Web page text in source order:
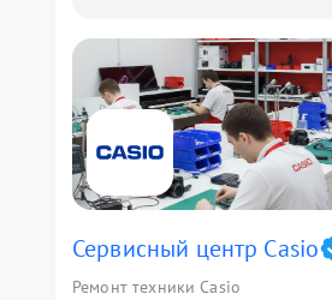
Сервисный центр Casio
Ремонт техники Casio